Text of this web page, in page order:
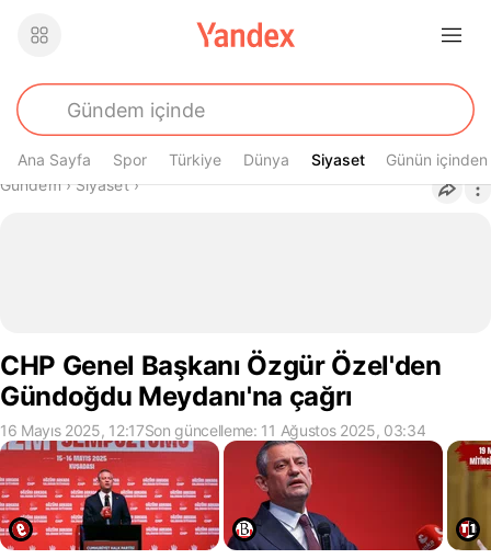
Ana Sayfa Spor Türkiye Dünya Siyaset
Siyaset Günün içinden
Buradasın
Gündem› Siyaset›
CHP Genel Başkanı Özgür Özel'den
Gündoğdu Meydanı'na çağrı
16 Mayıs 2025, 12:17Son güncelleme: 11 Ağustos 2025, 03:34